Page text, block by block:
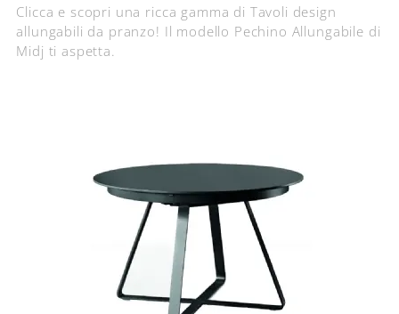
Clicca e scopri una ricca gamma di Tavoli design
allungabili da pranzo! Il modello Pechino Allungabile di
Midj ti aspetta.